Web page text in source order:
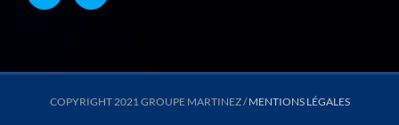
COPYRIGHT 2021 GROUPE MARTINEZ /MENTIONS LÉGALES